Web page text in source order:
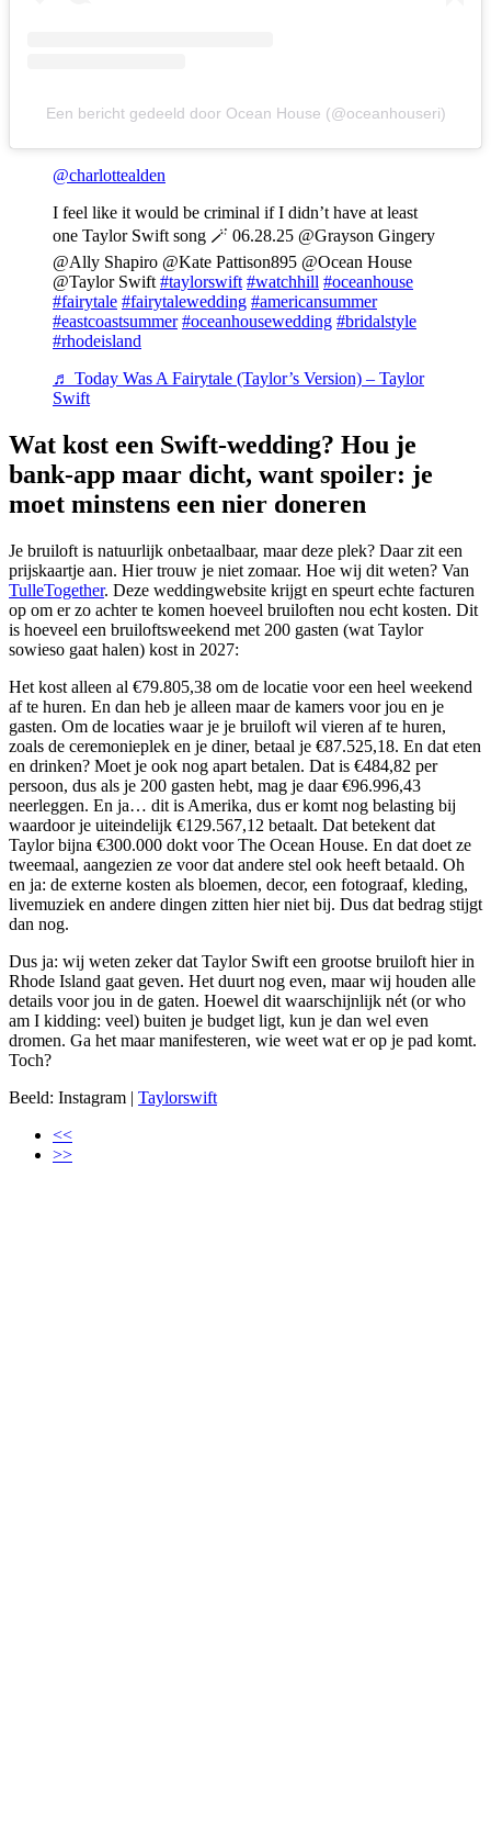
Een bericht gedeeld door Ocean House (@oceanhouseri)
@charlottealden
I feel like it would be criminal if I didn’t have at least
one Taylor Swift song 🪄 06.28.25 @Grayson Gingery
@Ally Shapiro @Kate Pattison895 @Ocean House
@Taylor Swift #taylorswift #watchhill #oceanhouse
#fairytale #fairytalewedding #americansummer
#eastcoastsummer #oceanhousewedding #bridalstyle
#rhodeisland
♬ Today Was A Fairytale (Taylor’s Version) – Taylor
Swift
Wat kost een Swift-wedding? Hou je
bank-app maar dicht, want spoiler: je
moet minstens een nier doneren
Je bruiloft is natuurlijk onbetaalbaar, maar deze plek? Daar zit een
prijskaartje aan. Hier trouw je niet zomaar. Hoe wij dit weten? Van
TulleTogether. Deze weddingwebsite krijgt en speurt echte facturen
op om er zo achter te komen hoeveel bruiloften nou echt kosten. Dit
is hoeveel een bruiloftsweekend met 200 gasten (wat Taylor
sowieso gaat halen) kost in 2027:
Het kost alleen al €79.805,38 om de locatie voor een heel weekend
af te huren. En dan heb je alleen maar de kamers voor jou en je
gasten. Om de locaties waar je je bruiloft wil vieren af te huren,
zoals de ceremonieplek en je diner, betaal je €87.525,18. En dat eten
en drinken? Moet je ook nog apart betalen. Dat is €484,82 per
persoon, dus als je 200 gasten hebt, mag je daar €96.996,43
neerleggen. En ja… dit is Amerika, dus er komt nog belasting bij
waardoor je uiteindelijk €129.567,12 betaalt. Dat betekent dat
Taylor bijna €300.000 dokt voor The Ocean House. En dat doet ze
tweemaal, aangezien ze voor dat andere stel ook heeft betaald. Oh
en ja: de externe kosten als bloemen, decor, een fotograaf, kleding,
livemuziek en andere dingen zitten hier niet bij. Dus dat bedrag stijgt
dan nog.
Dus ja: wij weten zeker dat Taylor Swift een grootse bruiloft hier in
Rhode Island gaat geven. Het duurt nog even, maar wij houden alle
details voor jou in de gaten. Hoewel dit waarschijnlijk nét (or who
am I kidding: veel) buiten je budget ligt, kun je dan wel even
dromen. Ga het maar manifesteren, wie weet wat er op je pad komt.
Toch?
Beeld: Instagram | Taylorswift
<<
>>